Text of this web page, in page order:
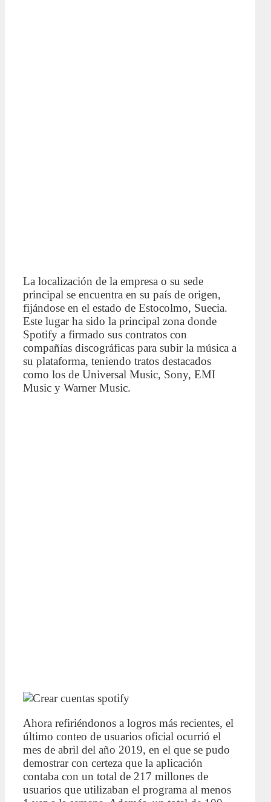
La localización de la empresa o su sede
principal se encuentra en su país de origen,
fijándose en el estado de Estocolmo, Suecia.
Este lugar ha sido la principal zona donde
Spotify a firmado sus contratos con
compañías discográficas para subir la música a
su plataforma, teniendo tratos destacados
como los de Universal Music, Sony, EMI
Music y Warner Music.
Ahora refiriéndonos a logros más recientes, el
último conteo de usuarios oficial ocurrió el
mes de abril del año 2019, en el que se pudo
demostrar con certeza que la aplicación
contaba con un total de 217 millones de
usuarios que utilizaban el programa al menos